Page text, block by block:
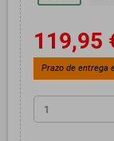
119,95
Prazo de entrega